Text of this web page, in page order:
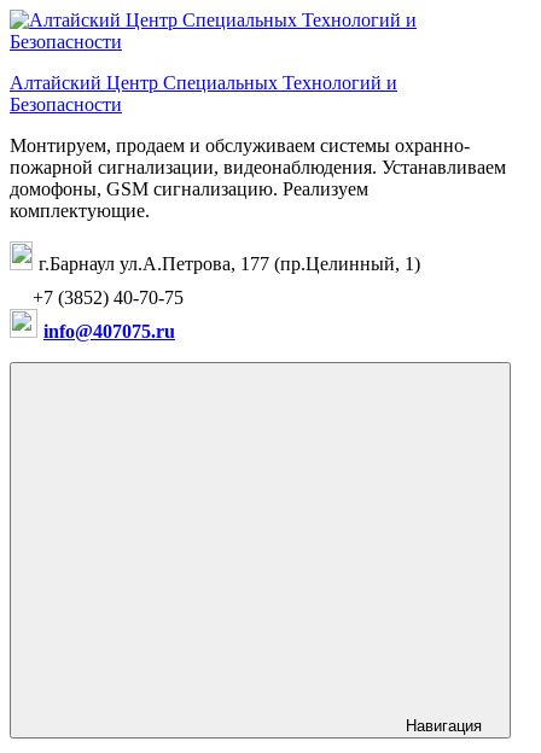
Перейти
к
Алтайский Центр Специальных Технологий и
Безопасности
Монтируем, продаем и обслуживаем системы охранно-
пожарной сигнализации, видеонаблюдения. Устанавливаем
домофоны, GSM сигнализацию. Реализуем
комплектующие.
г.Барнаул ул.А.Петрова, 177 (пр.Целинный, 1)
+7 (3852) 40-70-75
info@407075.ru
Навигация